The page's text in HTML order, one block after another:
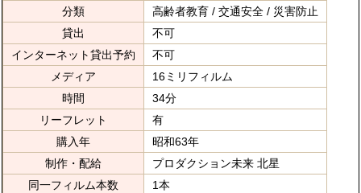
分類
高齢者教育 / 交通安全 / 災害防止
貸出
不可
インターネット貸出予約
不可
メディア
16ミリフィルム
時間
34分
リーフレット
有
購入年
昭和63年
制作・配給
プロダクション未来 北星
同一フィルム本数
1本